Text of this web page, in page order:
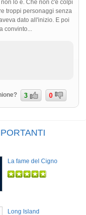
lo è. Che non c'è colpi
troppi personaggi senza
dato all'inizio. E poi
3 0
La fame del Cigno
Long Island